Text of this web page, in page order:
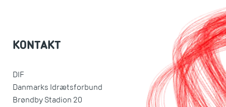
KONTAKT
DIF
Danmarks Idrætsforbund
Brøndby Stadion 20